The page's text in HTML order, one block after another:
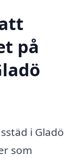
på
i Gladö
som